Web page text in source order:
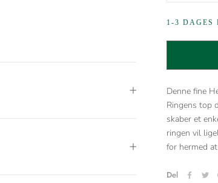
1-3 DAGES
Denne fine
Ringens top
skaber et
ringen vil
for hermed
Del